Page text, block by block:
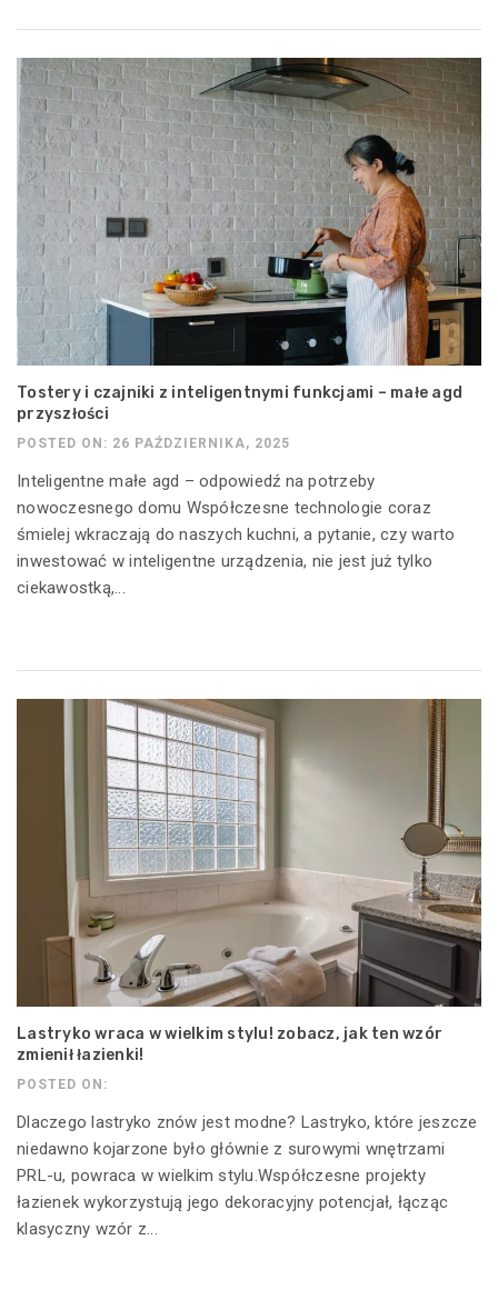
Tostery i czajniki z inteligentnymi funkcjami – małe agd
przyszłości
POSTED ON: 26 PAŹDZIERNIKA, 2025
Inteligentne małe agd – odpowiedź na potrzeby
nowoczesnego domu Współczesne technologie coraz
śmielej wkraczają do naszych kuchni, a pytanie, czy warto
inwestować w inteligentne urządzenia, nie jest już tylko
ciekawostką,...
Lastryko wraca w wielkim stylu! zobacz, jak ten wzór
zmienił łazienki!
POSTED ON:
Dlaczego lastryko znów jest modne? Lastryko, które jeszcze
niedawno kojarzone było głównie z surowymi wnętrzami
PRL-u, powraca w wielkim stylu.Współczesne projekty
łazienek wykorzystują jego dekoracyjny potencjał, łącząc
klasyczny wzór z...